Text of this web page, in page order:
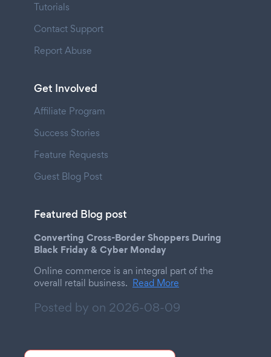
Tutorials
Contact Support
Report Abuse
Get Involved
Affiliate Program
Success Stories
Feature Requests
Guest Blog Post
Featured Blog post
Converting Cross-Border Shoppers During
Black Friday & Cyber Monday
Online commerce is an integral part of the
overall retail business. Read More
Posted by on 2026-08-09